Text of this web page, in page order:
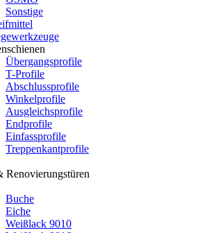
Sonstige
Übergangsprofile
T-Profile
Abschlussprofile
Winkelprofile
Ausgleichsprofile
Endprofile
Einfassprofile
Treppenkantprofile
Renovierungstüren
Buche
Eiche
Weißlack 9010